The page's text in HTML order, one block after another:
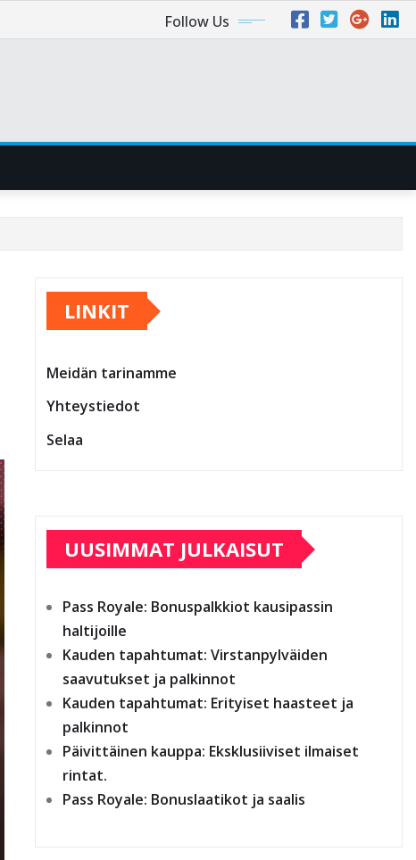
Follow Us
LINKIT
Meidän tarinamme
Yhteystiedot
Selaa
UUSIMMAT JULKAISUT
Pass Royale: Bonuspalkkiot kausipassin
haltijoille
Kauden tapahtumat: Virstanpylväiden
saavutukset ja palkinnot
Kauden tapahtumat: Erityiset haasteet ja
palkinnot
Päivittäinen kauppa: Eksklusiiviset ilmaiset
rintat.
Pass Royale: Bonuslaatikot ja saalis